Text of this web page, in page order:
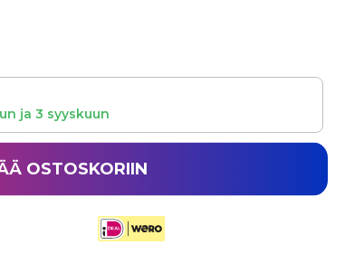
ja 3 syyskuun
OSTOSKORIIN